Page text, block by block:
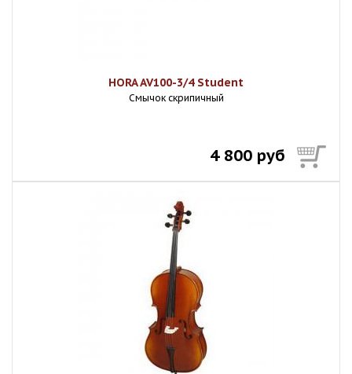
HORA AV100-3/4 Student
Смычок скрипичный
4 800 руб